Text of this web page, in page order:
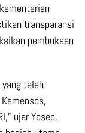
transparansi
pembukaan
telah
ujar Yosep.